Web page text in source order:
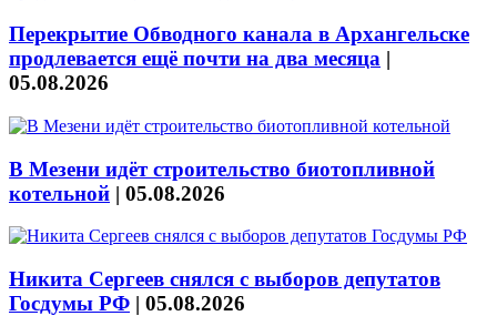
Перекрытие Обводного канала в Архангельске
продлевается ещё почти на два месяца |
05.08.2026
В Мезени идёт строительство биотопливной
котельной | 05.08.2026
Никита Сергеев снялся с выборов депутатов
Госдумы РФ | 05.08.2026